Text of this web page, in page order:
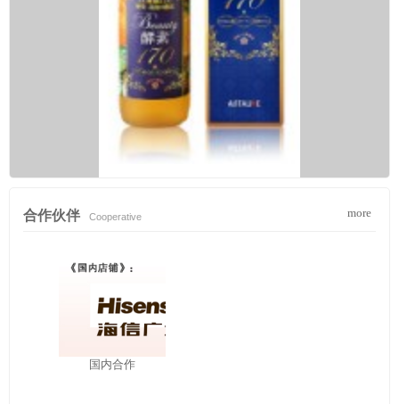
合作伙伴 Cooperative more
国内合作